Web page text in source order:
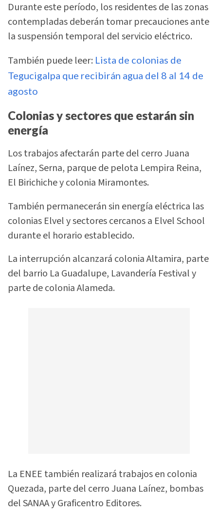
Durante este período, los residentes de las zonas
contempladas deberán tomar precauciones ante
la suspensión temporal del servicio eléctrico.
También puede leer: Lista de colonias de
Tegucigalpa que recibirán agua del 8 al 14 de
agosto
Colonias y sectores que estarán sin
energía
Los trabajos afectarán parte del cerro Juana
Laínez, Serna, parque de pelota Lempira Reina,
El Birichiche y colonia Miramontes.
También permanecerán sin energía eléctrica las
colonias Elvel y sectores cercanos a Elvel School
durante el horario establecido.
La interrupción alcanzará colonia Altamira, parte
del barrio La Guadalupe, Lavandería Festival y
parte de colonia Alameda.
La ENEE también realizará trabajos en colonia
Quezada, parte del cerro Juana Laínez, bombas
del SANAA y Graficentro Editores.